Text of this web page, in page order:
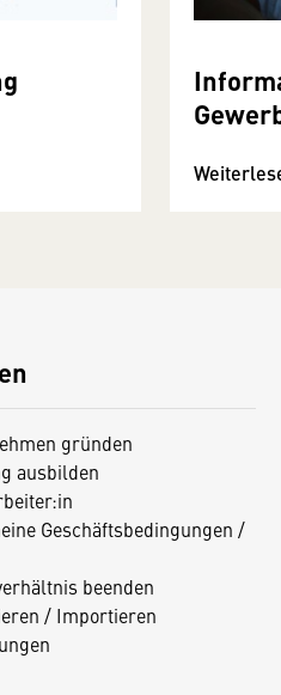
gründen
ausbilden
Geschäftsbedingungen /
beenden
/ Importieren